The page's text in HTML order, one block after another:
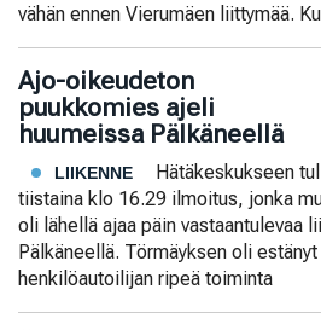
vähän ennen Vierumäen liittymää.
Ajo-oikeudeton
puukkomies ajeli
huumeissa Pälkäneellä
LIIKENNE
Hätäkeskukseen
tiistaina klo 16.29 ilmoitus, jonka
oli lähellä ajaa päin vastaantulevaa
Pälkäneellä. Törmäyksen oli
henkilöautoilijan ripeä toiminta